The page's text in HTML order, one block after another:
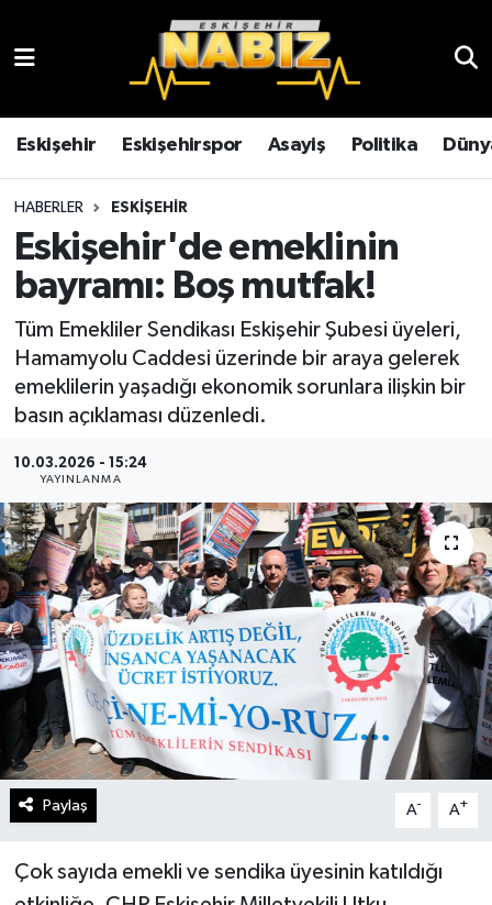
Eskişehir Eskişehirspor Asayiş Politika
HABERLER ESKIŞEHIR
Eskişehir'de emeklinin
bayramı: Boş mutfak!
Tüm Emekliler Sendikası Eskişehir Şubesi üyeleri,
Hamamyolu Caddesi üzerinde bir araya gelerek
emeklilerin yaşadığı ekonomik sorunlara ilişkin bir
basın açıklaması düzenledi.
10.03.2026 - 15:24
YAYINLANMA
Paylaş A- A+
Çok sayıda emekli ve sendika üyesinin katıldığı
Çevre
Eğitim
Ekonomi
Eskişehir
Eskişehirspor
Genel
Gündem
Kültür Sanat
Magazin
Politika
Sağlık
Spor
Teknoloji
Eskişehir Hava Durumu
Eskişehir Trafik Yoğunluk Haritası
TFF 3.Lig 4.Grup Puan Durumu ve Fikstür
Tüm Manşetler
Son Dakika Haberleri
Haber Arşivi